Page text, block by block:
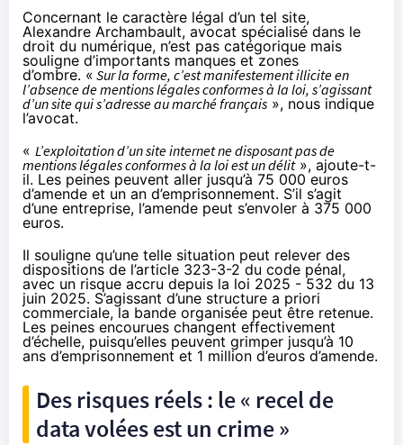
Concernant le caractère légal d’un tel site,
Alexandre Archambault, avocat spécialisé dans le
droit du numérique, n’est pas catégorique mais
souligne d’importants manques et zones
d’ombre. « Sur la forme, c’est manifestement illicite en
l’absence de mentions légales conformes à la loi, s’agissant
d’un site qui s’adresse au marché français », nous indique
l’avocat.
« L’exploitation d’un site internet ne disposant pas de
mentions légales conformes à la loi est un délit», ajoute-t-
il. Les peines peuvent aller jusqu’à 75 000 euros
d’amende et un an d’emprisonnement. S’il s’agit
d’une entreprise, l’amende peut s’envoler à 375 000
euros.
Il souligne qu’une telle situation peut relever des
dispositions de l’article 323-3-2 du code pénal,
avec un risque accru depuis la loi 2025 - 532 du 13
juin 2025. S’agissant d’une structure a priori
commerciale, la bande organisée peut être retenue.
Les peines encourues changent effectivement
d’échelle, puisqu’elles peuvent grimper jusqu’à 10
ans d’emprisonnement et 1 million d’euros d’amende.
Des risques réels : le « recel de
data volées est un crime »